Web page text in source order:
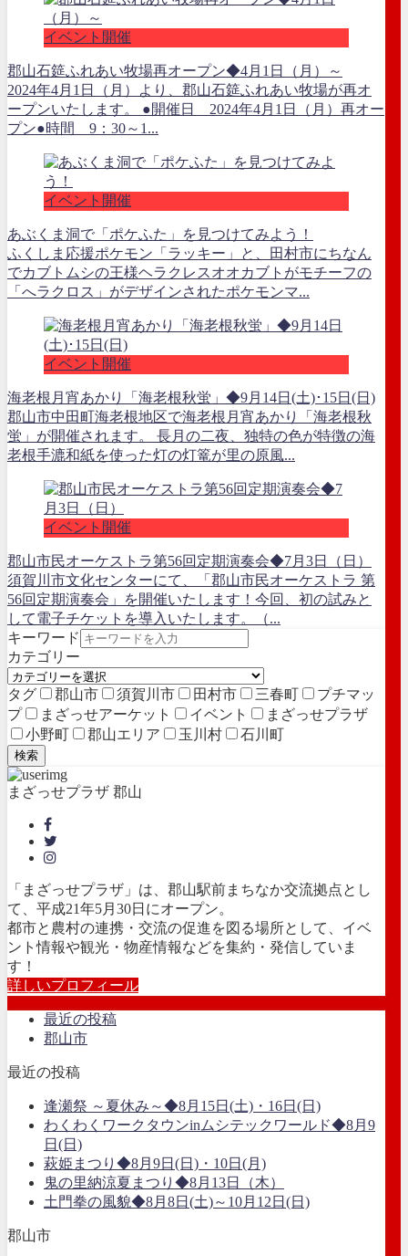
イベント開催
郡山石筵ふれあい牧場再オープン◆4月1日（月）～
2024年4月1日（月）より、郡山石筵ふれあい牧場が再オ
ープンいたします。 ●開催日 2024年4月1日（月）再オー
プン●時間 9：30～1...
イベント開催
あぶくま洞で「ポケふた」を見つけてみよう！
ふくしま応援ポケモン「ラッキー」と、田村市にちなん
でカブトムシの王様ヘラクレスオオカブトがモチーフの
「へラクロス」がデザインされたポケモンマ...
イベント開催
海老根月宵あかり「海老根秋蛍」◆9月14日(土)･15日(日)
郡山市中田町海老根地区で海老根月宵あかり「海老根秋
蛍」が開催されます。 長月の二夜、独特の色が特徴の海
老根手漉和紙を使った灯の灯篭が里の原風...
イベント開催
郡山市民オーケストラ第56回定期演奏会◆7月3日（日）
須賀川市文化センターにて、「郡山市民オーケストラ 第
56回定期演奏会」を開催いたします！今回、初の試みと
して電子チケットを導入いたします。（...
キーワード
カテゴリー
タグ 郡山市 須賀川市 田村市 三春町
プチマッ
プ
まざっせアーケット イベント
まざっせプラザ
小野町
郡山エリア 玉川村 石川町
検索
まざっせプラザ 郡山
「まざっせプラザ」は、郡山駅前まちなか交流拠点とし
て、平成21年5月30日にオープン。
都市と農村の連携・交流の促進を図る場所として、イベ
ント情報や観光・物産情報などを集約・発信していま
す！
詳しいプロフィール
最近の投稿
郡山市
最近の投稿
逢瀬祭 ～夏休み～◆8月15日(土)・16日(日)
わくわくワークタウンinムシテックワールド◆8月9
日(日)
萩姫まつり◆8月9日(日)・10日(月)
鬼の里納涼夏まつり◆8月13日（木）
土門拳の風貌◆8月8日(土)～10月12日(日)
郡山市